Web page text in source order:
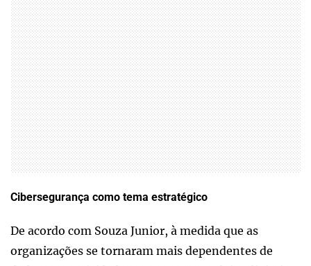
Cibersegurança como tema estratégico
De acordo com Souza Junior, à medida que as
organizações se tornaram mais dependentes de